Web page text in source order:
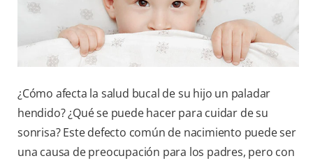
SUSCRIBITE
¿Cómo afecta la salud bucal de su hijo un paladar
hendido? ¿Qué se puede hacer para cuidar de su
sonrisa? Este defecto común de nacimiento puede ser
una causa de preocupación para los padres, pero con